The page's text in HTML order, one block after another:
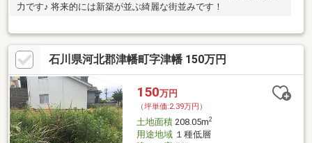
力です♪ 将来的には新築が並ぶ綺麗な街並みです！
石川県河北郡津幡町字津幡 150万円
150万円
（坪単価:2.39万円）
土地面積208.05m2
用途地域１種低層